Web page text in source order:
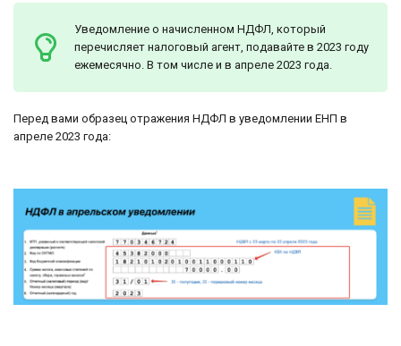
Уведомление о начисленном НДФЛ, который
перечисляет налоговый агент, подавайте в 2023 году
ежемесячно. В том числе и в апреле 2023 года.
Перед вами образец отражения НДФЛ в уведомлении ЕНП в
апреле 2023 года: